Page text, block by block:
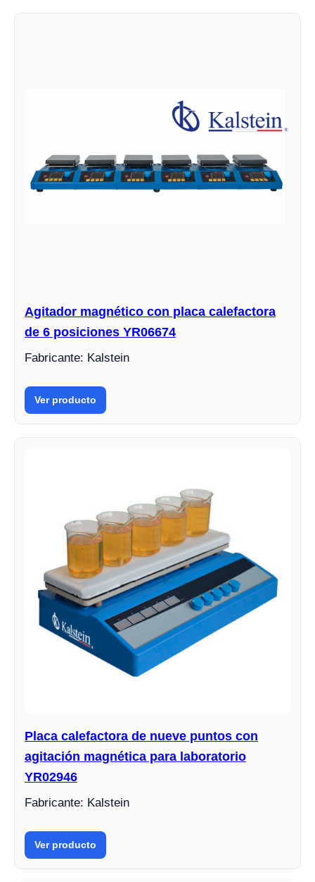
Agitador magnético con placa calefactora
de 6 posiciones YR06674
Fabricante: Kalstein
Ver producto
Placa calefactora de nueve puntos con
agitación magnética para laboratorio
YR02946
Fabricante: Kalstein
Ver producto